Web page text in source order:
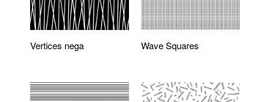
Vertices nega Wave Squares